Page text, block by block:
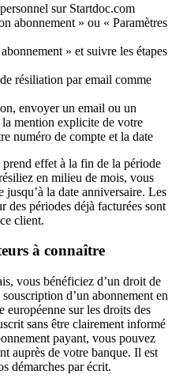
sur Startdoc.com
abonnement » ou « Paramètres
» et suivre les étapes
résiliation par email comme
envoyer un email ou un
mention explicite de votre
numéro de compte et la date
effet à la fin de la période
en milieu de mois, vous
jusqu’à la date anniversaire. Les
des périodes déjà facturées sont
client.
à connaître
vous bénéficiez d’un droit de
d’un abonnement en
sur les droits des
sans être clairement informé
payant, vous pouvez
auprès de votre banque. Il est
démarches par écrit.